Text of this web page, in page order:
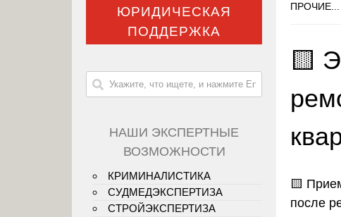
ПРОЧИЕ...
🟨
🟨
после
ЮРИДИЧЕСКАЯ
ПОДДЕРЖКА
НАШИ ЭКСПЕРТНЫЕ
ВОЗМОЖНОСТИ
КРИМИНАЛИСТИКА
СУДМЕДЭКСПЕРТИЗА
СТРОЙЭКСПЕРТИЗА